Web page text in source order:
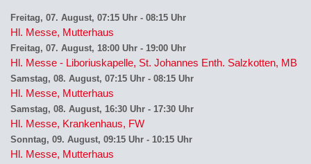
Freitag, 07. August, 07:15 Uhr - 08:15 Uhr
Hl. Messe, Mutterhaus
Freitag, 07. August, 18:00 Uhr - 19:00 Uhr
Hl. Messe - Liboriuskapelle, St. Johannes Enth. Salzkotten, MB
Samstag, 08. August, 07:15 Uhr - 08:15 Uhr
Hl. Messe, Mutterhaus
Samstag, 08. August, 16:30 Uhr - 17:30 Uhr
Hl. Messe, Krankenhaus, FW
Sonntag, 09. August, 09:15 Uhr - 10:15 Uhr
Hl. Messe, Mutterhaus